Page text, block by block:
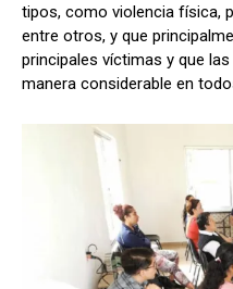
tipos, como violencia física,
entre otros, y que
principales víctimas y que
manera considerable en